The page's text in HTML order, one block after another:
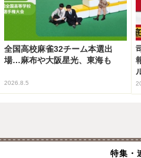
全国高校麻雀32チーム本選出
場…麻布や大阪星光、東海も
2026.8.5
特集・